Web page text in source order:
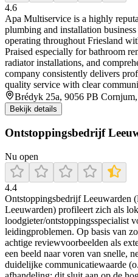
4.6
Apa Multiservice is a highly
plumbing and installation
operating throughout Friesland
Praised especially for bathroom
radiator installations, and
company consistently delivers
quality service with clear
Brédyk 25a, 9056 PB
Bekijk details
Ontstoppingsbedrijf
Nu open
4.4
Ontstoppingsbedrijf Leeuwarden
Leeuwarden) profileert zich als
loodgieter/ontstoppingsspecialist
leidingproblemen. Op basis van
achtige reviewvoorbeelden als
een beeld naar voren van snelle,
duidelijke communicatiewaarde